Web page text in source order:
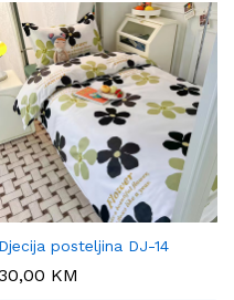
Djecija posteljina DJ-14
KM